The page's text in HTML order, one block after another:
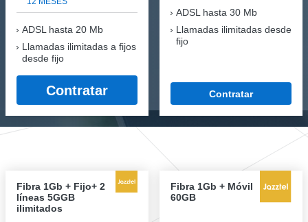
ADSL hasta 20 Mb
Llamadas ilimitadas a fijos
desde fijo
Contratar
ADSL hasta 30 Mb
Llamadas ilimitadas desde
fijo
Contratar
Fibra 1Gb + Fijo+ 2
líneas 5GGB
ilimitados
Fibra 1Gb + Móvil
60GB